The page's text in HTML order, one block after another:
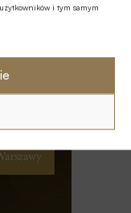
i tym samym